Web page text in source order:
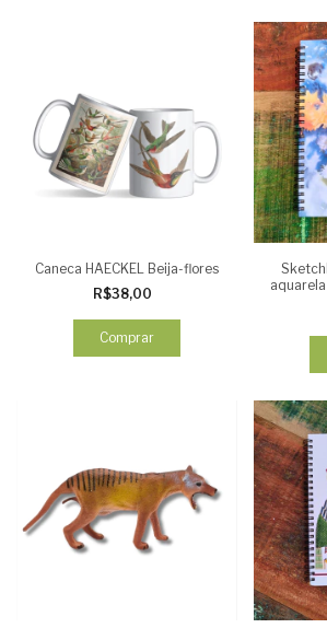
Caneca HAECKEL Beija-flores
R$38,00
Comprar